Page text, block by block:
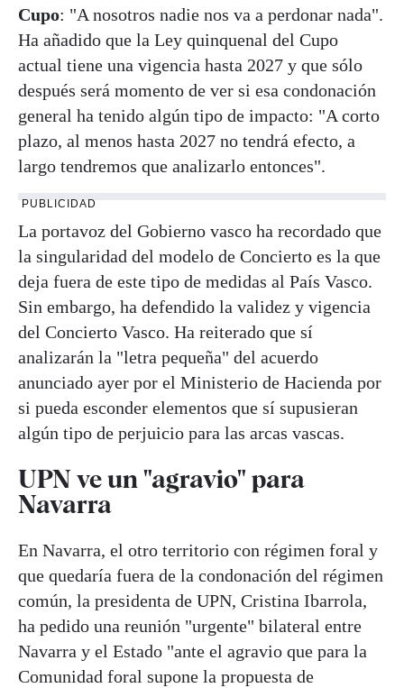
Cupo: "A nosotros nadie nos va a perdonar nada".
Ha añadido que la Ley quinquenal del Cupo
actual tiene una vigencia hasta 2027 y que sólo
después será momento de ver si esa condonación
general ha tenido algún tipo de impacto: "A corto
plazo, al menos hasta 2027 no tendrá efecto, a
largo tendremos que analizarlo entonces".
PUBLICIDAD
La portavoz del Gobierno vasco ha recordado que
la singularidad del modelo de Concierto es la que
deja fuera de este tipo de medidas al País Vasco.
Sin embargo, ha defendido la validez y vigencia
del Concierto Vasco. Ha reiterado que sí
analizarán la "letra pequeña" del acuerdo
anunciado ayer por el Ministerio de Hacienda por
si pueda esconder elementos que sí supusieran
algún tipo de perjuicio para las arcas vascas.
UPN ve un "agravio" para
Navarra
En Navarra, el otro territorio con régimen foral y
que quedaría fuera de la condonación del régimen
común, la presidenta de UPN, Cristina Ibarrola,
ha pedido una reunión "urgente" bilateral entre
Navarra y el Estado "ante el agravio que para la
Comunidad foral supone la propuesta de